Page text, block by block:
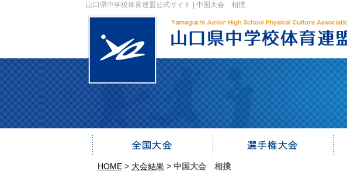
山口県中学校体育連盟公式サイト | 中国大会 相撲
HOME > 大会結果 > 中国大会 相撲